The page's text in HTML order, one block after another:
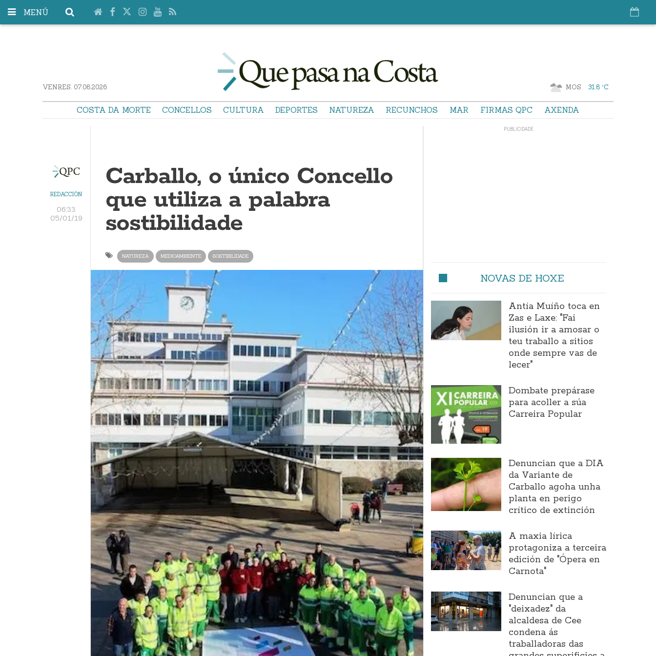
MENÚ
VENRES. 07.08.2026 MOS 31.8 °C
COSTA DA MORTE CONCELLOS CULTURA DEPORTES NATUREZA RECUNCHOS MAR FIRMAS QPC AXENDA
REDACCIÓN
06:33
05/01/19
Carballo, o único Concello
que utiliza a palabra
sostibilidade
NATUREZA MEDIOAMBIENTE SOSTIBILIDADE
NOVAS DE HOXE
Antía Muíño toca en
Zas e Laxe: "Fai
ilusión ir a amosar o
teu traballo a sitios
onde sempre vas de
lecer"
Dombate prepárase
para acoller a súa
Carreira Popular
Denuncian que a DIA
da Variante de
Carballo agoha unha
planta en perigo
crítico de extinción
A maxia lírica
protagoniza a terceira
edición de "Ópera en
Carnota"
Denuncian que a
"deixadez" da
alcaldesa de Cee
condena ás
traballadoras das